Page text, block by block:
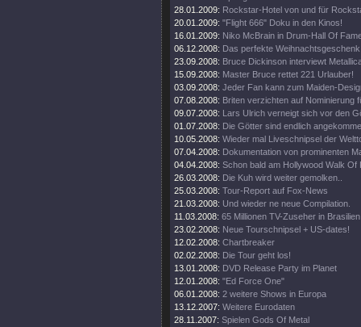
28.01.2009: Rockstar-Hotel von und für
20.01.2009: "Flight 666" Doku in den Kinos!
16.01.2009: Niko McBrain in Drum-Hall Of
06.12.2008: Das perfekte
23.09.2008: Bruce Dickinson interviewt
15.09.2008: Master Bruce rettet 221 Urlauber!
03.09.2008: Jeder Fan kann zum Maiden-
07.08.2008: Briten verzichten auf Nominierung
09.07.2008: Lars Ulrich verneigt sich vor den
01.07.2008: Die Götter sind endlich
10.05.2008: Wieder mal Liveschnipsel der
07.04.2008: Dokumentation von prominenten
04.04.2008: Schon bald am Hollywood Walk Of
26.03.2008: Die Kuh wird weiter gemolken..
25.03.2008: Tour-Report auf Fox-News
21.03.2008: Und wieder ne neue Compilation.
11.03.2008: 65 Millionen TV-Zuseher in
23.02.2008: Neue Tourschnipsel + US-dates!
12.02.2008: Chartbreaker
02.02.2008: Die Tour geht los!
13.01.2008: DVD Release Party im Planet
12.01.2008: "Ed Force One"
06.01.2008: 2 weitere Shows in Europa
13.12.2007: Weitere Eurodaten
28.11.2007: Spielen Gods Of Metal